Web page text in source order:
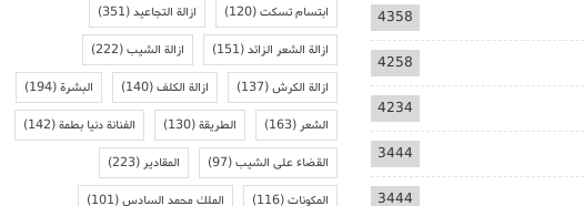
4358
4258
4234
3444
3444
ابتسام تسكت(120) ازالة التجاعيد(351)
ازالة الشعر الزائد(151) ازالة الشيب(222)
ازالة الكرش(137) ازالة الكلف(140) البشرة(194)
الشعر(163) الطريقة(130) الفنانة دنيا بطمة(142)
القضاء على الشيب(97) المقادير(223)
المكونات(116) الملك محمد السادس(101)